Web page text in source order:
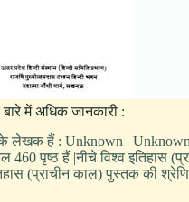
में अधिक जानकारी :
के लेखक हैं : Unknown |
पृष्ठ हैं |नीचे विश्व इतिहास
(प्राचीन काल) पुस्तक की